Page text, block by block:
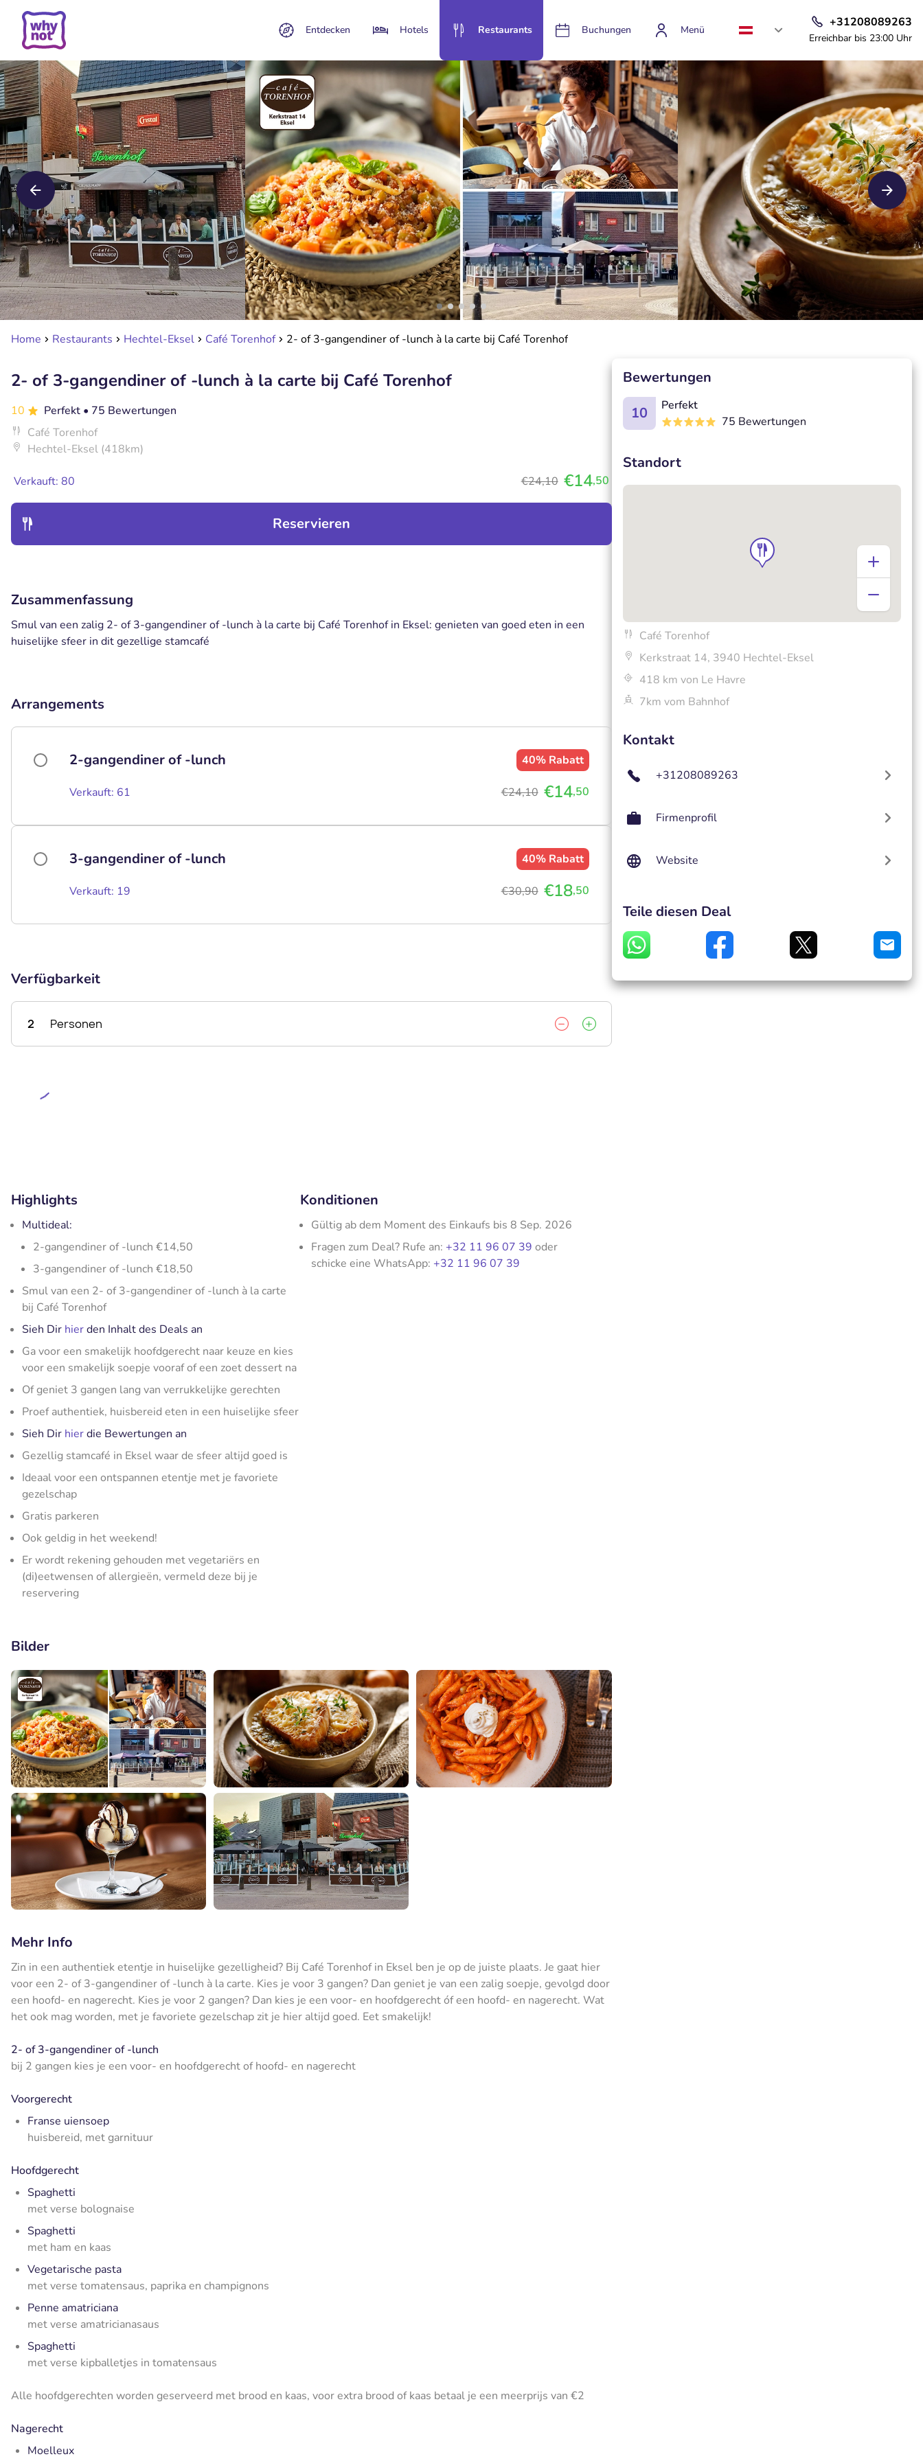
Entdecken Hotels Restaurants Buchungen Menü
+31208089263
Erreichbar bis 23:00 Uhr
Home Restaurants Hechtel-Eksel Café Torenhof 2- of 3-gangendiner of -lunch à la carte bij Café Torenhof
2- of 3-gangendiner of -lunch à la carte bij Café Torenhof
10 Perfekt • 75 Bewertungen
Café Torenhof
Hechtel-Eksel (418km)
Verkauft: 80 €24,10 €14,50
Reservieren
Zusammenfassung
Smul van een zalig 2- of 3-gangendiner of -lunch à la carte bij Café Torenhof in Eksel: genieten van goed eten in een
huiselijke sfeer in dit gezellige stamcafé
Arrangements
2-gangendiner of -lunch 40% Rabatt
Verkauft: 61 €24,10 €14,50
3-gangendiner of -lunch 40% Rabatt
Verkauft: 19 €30,90 €18,50
Verfügbarkeit
2 Personen
Highlights
Multideal:
2-gangendiner of -lunch €14,50
3-gangendiner of -lunch €18,50
Smul van een 2- of 3-gangendiner of -lunch à la carte
bij Café Torenhof
Sieh Dir hierden Inhalt des Deals an
Ga voor een smakelijk hoofdgerecht naar keuze en kies
voor een smakelijk soepje vooraf of een zoet dessert na
Of geniet 3 gangen lang van verrukkelijke gerechten
Proef authentiek, huisbereid eten in een huiselijke sfeer
Sieh Dir hierdie Bewertungen an
Gezellig stamcafé in Eksel waar de sfeer altijd goed is
Ideaal voor een ontspannen etentje met je favoriete
gezelschap
Gratis parkeren
Ook geldig in het weekend!
Er wordt rekening gehouden met vegetariërs en
(di)eetwensen of allergieën, vermeld deze bij je
reservering
Konditionen
Gültig ab dem Moment des Einkaufs bis 8 Sep. 2026
Fragen zum Deal? Rufe an: +32 11 96 07 39 oder
schicke eine WhatsApp: +32 11 96 07 39
Bilder
Mehr Info
Zin in een authentiek etentje in huiselijke gezelligheid? Bij Café Torenhof in Eksel ben je op de juiste plaats. Je gaat hier
voor een 2- of 3-gangendiner of -lunch à la carte. Kies je voor 3 gangen? Dan geniet je van een zalig soepje, gevolgd door
een hoofd- en nagerecht. Kies je voor 2 gangen? Dan kies je een voor- en hoofdgerecht óf een hoofd- en nagerecht. Wat
het ook mag worden, met je favoriete gezelschap zit je hier altijd goed. Eet smakelijk!
2- of 3-gangendiner of -lunch
bij 2 gangen kies je een voor- en hoofdgerecht of hoofd- en nagerecht
Voorgerecht
Franse uiensoep
huisbereid, met garnituur
Hoofdgerecht
Spaghetti
met verse bolognaise
Spaghetti
met ham en kaas
Vegetarische pasta
met verse tomatensaus, paprika en champignons
Penne amatriciana
met verse amatricianasaus
Spaghetti
met verse kipballetjes in tomatensaus
Alle hoofdgerechten worden geserveerd met brood en kaas, voor extra brood of kaas betaal je een meerprijs van €2
Nagerecht
Moelleux
Bewertungen
10
Perfekt
75 Bewertungen
Standort
Café Torenhof
Kerkstraat 14, 3940 Hechtel-Eksel
418 km von Le Havre
7km vom Bahnhof
Kontakt
+31208089263
Firmenprofil
Website
Teile diesen Deal